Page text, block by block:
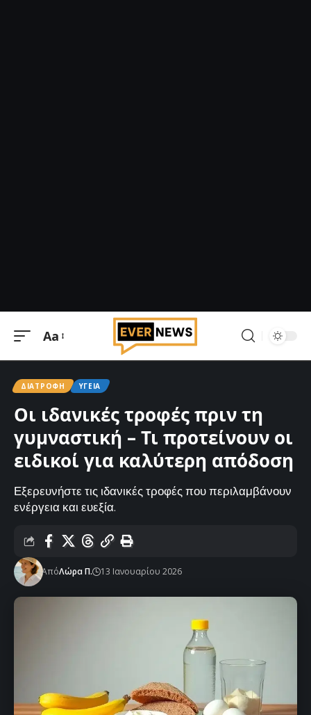
Μεγέθυνση
Aa
ΔΙΑΤΡΟΦΉ ΥΓΕΊΑ
Οι ιδανικές τροφές πριν τη
γυμναστική – Τι προτείνουν οι
ειδικοί για καλύτερη απόδοση
Εξερευνήστε τις ιδανικές τροφές που περιλαμβάνουν
ενέργεια και ευεξία.
ΑπόΛώρα Π. 13 Ιανουαρίου 2026